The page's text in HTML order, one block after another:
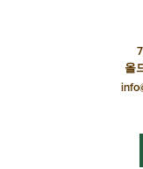
올